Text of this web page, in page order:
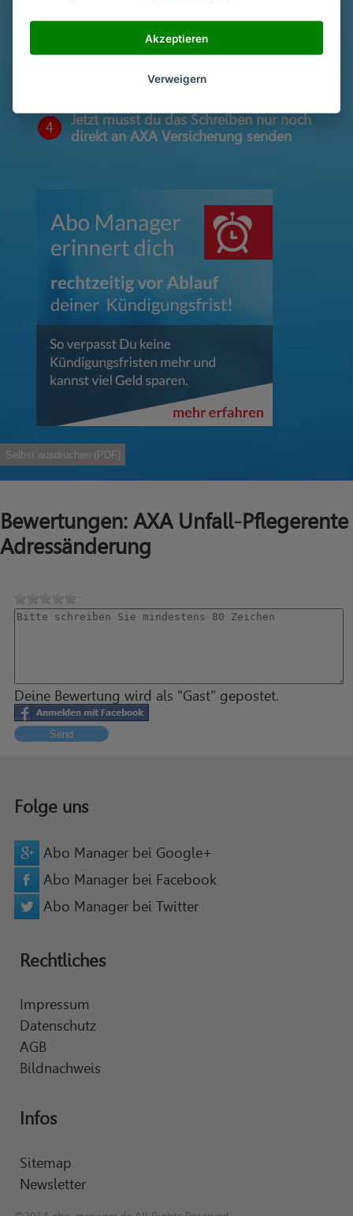
Unterschriebe das Schreiben mit deinem
Namen oder lade eine Unterschrift hoch
4
Jetzt musst du das Schreiben nur noch
direkt an AXA Versicherung senden
Selbst ausdruchen (PDF)
Bewertungen: AXA Unfall-Pflegerente
Adressänderung
Deine Bewertung wird als "Gast" gepostet.
Send
Folge uns
Abo Manager bei Google+
Abo Manager bei Facebook
Abo Manager bei Twitter
Rechtliches
Impressum
Datenschutz
AGB
Bildnachweis
Infos
Sitemap
Newsletter
Akzeptieren
Verweigern